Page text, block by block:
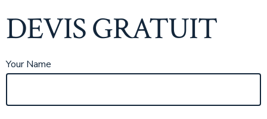
DEVIS GRATUIT
Your Name